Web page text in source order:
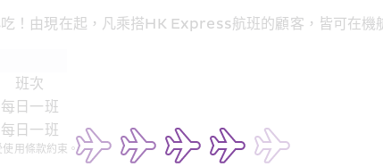
！由現在起，凡乘搭HK Express航班的顧客，皆可在機
班次
每日一班
每日一班
用條款約束。